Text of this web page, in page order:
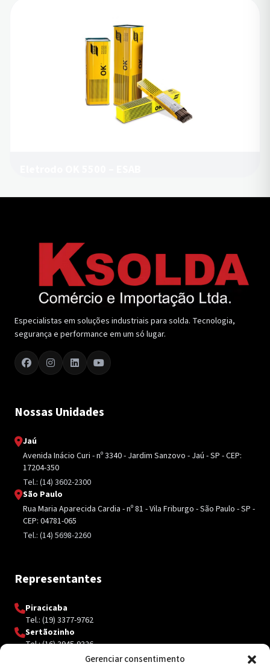
Gerenciar consentimento
Especialistas em soluções industriais para solda. Tecnologia,
segurança e performance em um só lugar.
Nossas Unidades
Jaú
Avenida Inácio Curi - nº 3340 - Jardim Sanzovo - Jaú - SP - CEP:
17204-350
Tel.: (14) 3602-2300
São Paulo
Rua Maria Aparecida Cardia - nº 81 - Vila Friburgo - São Paulo - SP -
CEP: 04781-065
Tel.: (14) 5698-2260
Representantes
Piracicaba
Tel.: (19) 3377-9762
Sertãozinho
Tel.: (16) 3945-9326